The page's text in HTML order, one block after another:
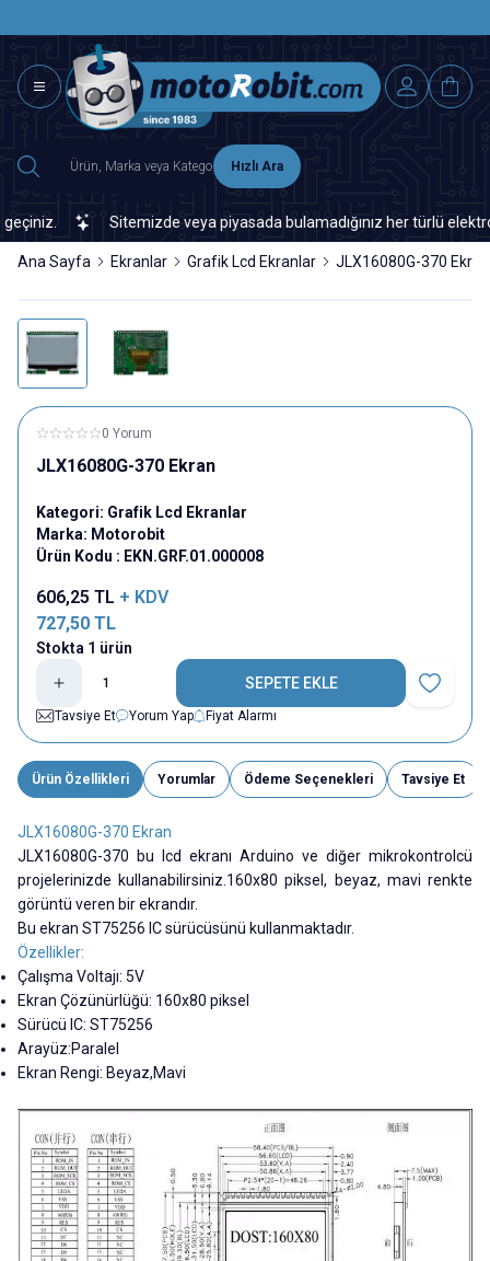
Hızlı Ara
Sitemizde veya piyasada bulamadığınız her türlü
Ana Sayfa Ekranlar Grafik Lcd Ekranlar JLX16080G-370 Ekran
0 Yorum
JLX16080G-370 Ekran
Kategori: Grafik Lcd Ekranlar
Marka: Motorobit
Ürün Kodu : EKN.GRF.01.000008
606,25 TL + KDV
727,50 TL
Stokta 1 ürün
SEPETE EKLE
Favoriye
Tavsiye Et
Yorum Yap Fiyat Alarmı
Ürün Özellikleri Yorumlar Ödeme Seçenekleri Tavsiye Et
JLX16080G-370 Ekran
JLX16080G-370 bu lcd ekranı Arduino ve diğer mikrokontrolcü
projelerinizde kullanabilirsiniz.160x80 piksel, beyaz, mavi renkte
görüntü veren bir ekrandır.
Bu ekran ST75256 IC sürücüsünü kullanmaktadır.
Özellikler:
Çalışma Voltajı: 5V
Ekran Çözünürlüğü: 160x80 piksel
Sürücü IC: ST75256
Arayüz:Paralel
Ekran Rengi: Beyaz,Mavi